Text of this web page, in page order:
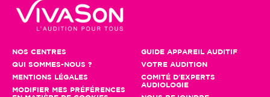
NOS CENTRES
QUI SOMMES-NOUS ?
MENTIONS LÉGALES
MODIFIER MES PRÉFÉRENCES
GUIDE APPAREIL AUDITIF
VOTRE AUDITION
COMITÉ D'EXPERTS
AUDIOLOGIE